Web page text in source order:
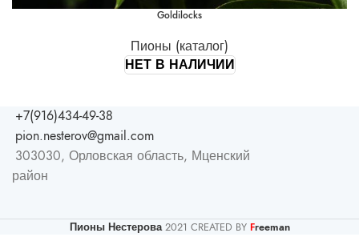
Goldilocks
Пионы (каталог)
НЕТ В НАЛИЧИИ
+7(916)434-49-38
pion.nesterov@gmail.com
303030, Орловская область, Мценский
район
Пионы Нестерова 2021 CREATED BY Freeman